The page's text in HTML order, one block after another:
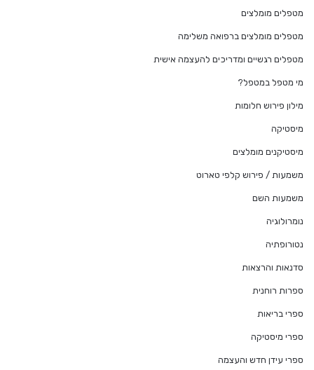
מטפלים מומלצים
מטפלים מומלצים ברפואה משלימה
מטפלים רגשיים ומדריכים להעצמה אישית
מי מטפל במטפל?
מילון פירוש חלומות
מיסטיקה
מיסטיקנים מומלצים
משמעות / פירוש קלפי טארוט
משמעות השם
נומרולוגיה
נטורופתיה
סדנאות והרצאות
ספרות רוחנית
ספרי בריאות
ספרי מיסטיקה
ספרי עידן חדש והעצמה